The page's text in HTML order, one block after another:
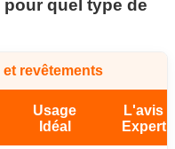
quel type de
revêtements
Usage
Idéal
L'avis
Expert